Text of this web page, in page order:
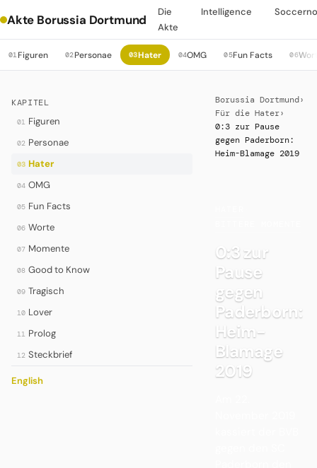
Akte Borussia Dortmund
Die
Akte
Intelligence
01Figuren 02Personae 03Hater 04OMG 05Fun Facts 06
KAPITEL
01 Figuren
02 Personae
03 Hater
04 OMG
05 Fun Facts
06 Worte
07 Momente
08 Good to Know
09 Tragisch
10 Lover
11 Prolog
12 Steckbrief
English
Borussia Dortmund›
Für die Hater›
0:3 zur Pause
gegen Paderborn:
Heim-Blamage 2019
0:3 zur
Pause
gegen
Paderborn:
Heim-
Blamage
2019